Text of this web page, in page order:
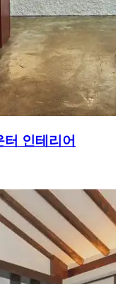
인테리어